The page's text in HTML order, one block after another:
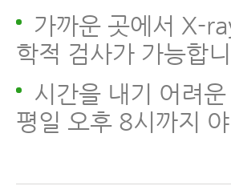
가까운 곳에서 X-
학적 검사가 가능합
시간을 내기 어려
평일 오후 8시까지